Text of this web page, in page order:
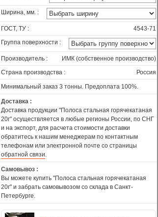
Ширина, мм. :
ГОСТ, ТУ :
4543-71
Группа поверхности :
Производитель :
ИМК (собственное производство)
Страна производства :
Россия
Минимальный заказ 3 тонны. Предоплата 100%.
Доставка :
Доставка продукции "Полоса стальная горячекатаная
20г" осуществляется в любые регионы России, по СНГ
и на экспорт, для расчета стоимости доставки
обратитесь к нашим менеджерам по контактным
телефонам или электронной почте со страницы
обратной связи.
Самовывоз :
Вы можете купить "Полоса стальная горячекатаная
20г" и забрать самовывозом со склада в Санкт-
Петербурге.